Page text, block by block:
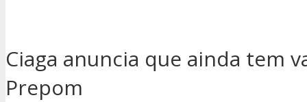
Ciaga anuncia que ainda tem
Prepom